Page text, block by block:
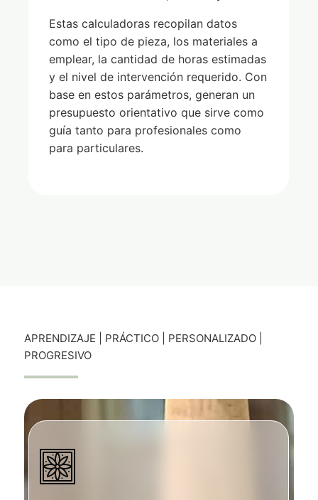
Estas calculadoras recopilan datos
como el tipo de pieza, los materiales a
emplear, la cantidad de horas estimadas
y el nivel de intervención requerido. Con
base en estos parámetros, generan un
presupuesto orientativo que sirve como
guía tanto para profesionales como
para particulares.
APRENDIZAJE | PRÁCTICO | PERSONALIZADO |
PROGRESIVO